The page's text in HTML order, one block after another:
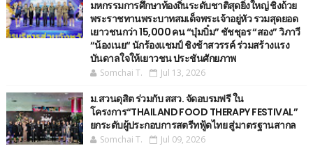
มหกรรมการศึกษาท้องถิ่นระดับชาติสุดยิ่งใหญ่ ชิงถ้วย
พระราชทานพระบาทสมเด็จพระเจ้าอยู่หัว รวมสุดยอด
เยาวชนกว่า 15,000 คน “บุ๋มบิ๋ม” ชัชชุอร “สอง” วิภาวี
“น้องเนย“ นักร้องแชมป์ ชิงช้าสวรรค์ ร่วมสร้างแรง
บันดาลใจให้เยาวชน ประชันศักยภาพ
Somchai T. Jul 13, 2026
ม.สวนดุสิต ร่วมกับ สสว. จัดอบรมฟรี ใน
โครงการ“THAILAND FOOD THERAPY FESTIVAL”
ยกระดับผู้ประกอบการสตรีทฟู้ดไทย สู่มาตรฐานสากล
Somchai T. Jul 09, 2026